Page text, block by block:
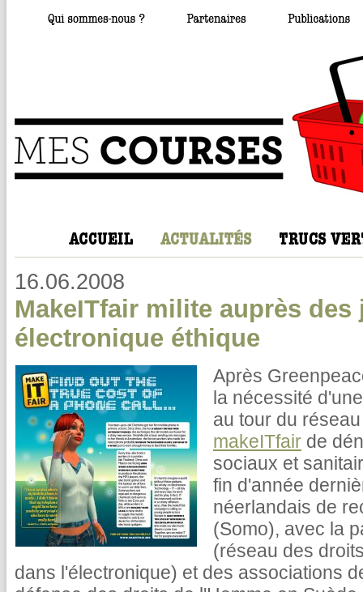
16.06.2008
MakeITfair milite auprès
électronique éthique
Après
la nécessité
au tour du
makeITfair de
sociaux et
fin d'année
néerlandais de
(Somo), avec la
(réseau des
dans l'électronique) et des associations